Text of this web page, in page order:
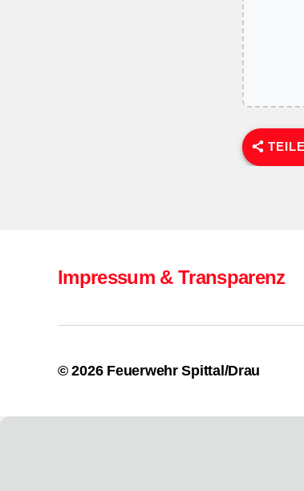
Impressum & Transparenz
© 2026 Feuerwehr Spittal/Drau